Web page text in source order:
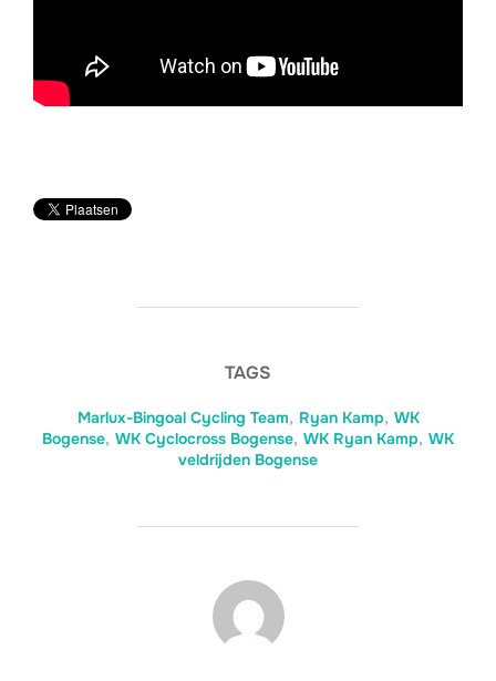
TAGS
Marlux-Bingoal Cycling Team, Ryan Kamp, WK
Bogense, WK Cyclocross Bogense, WK Ryan Kamp, WK
veldrijden Bogense
BERICHTAUTEUR